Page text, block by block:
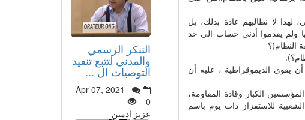
التنكر الرسمي
والمدني لتتبع تنفيذ
التوصيات ال ...
Apr 07, 2021
0
عزيز ادمين
لا نطالبهم عادة بذلك، بل
ولم يقدموا أدنى حساب الى حد
النظام)؟
يقوي الديموقراطية ، عليه أن
الكبار وقادة المقاومة،
للاستفزاز ذات يوم باسم